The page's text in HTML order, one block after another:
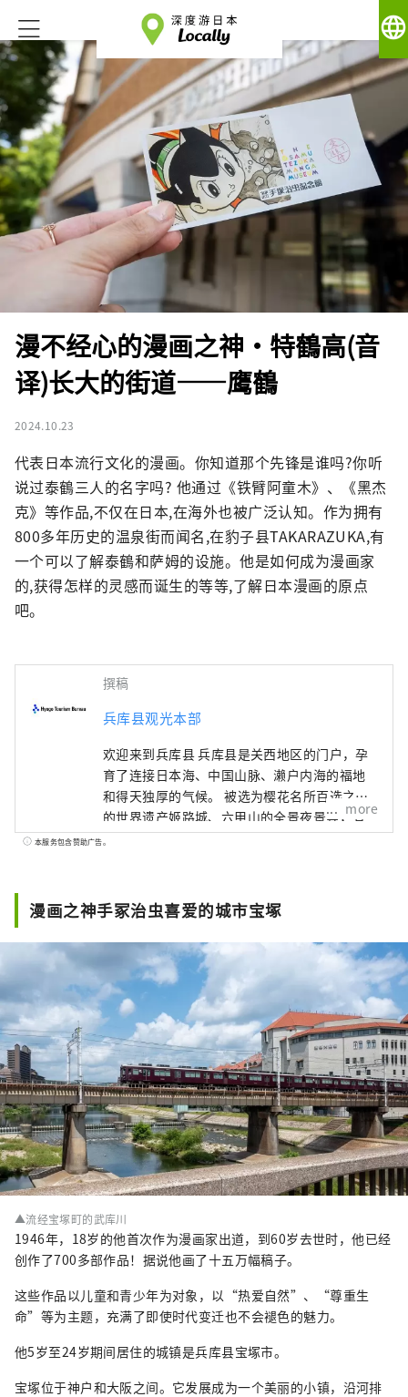
language
漫不经心的漫画之神·特鶴高(音
译)长大的街道——鹰鶴
2024.10.23
代表日本流行文化的漫画。你知道那个先锋是谁吗?你听
说过泰鶴三人的名字吗? 他通过《铁臂阿童木》、《黑杰
克》等作品,不仅在日本,在海外也被广泛认知。作为拥有
800多年历史的温泉街而闻名,在豹子县TAKARAZUKA,有
一个可以了解泰鶴和萨姆的设施。他是如何成为漫画家
的,获得怎样的灵感而诞生的等等,了解日本漫画的原点
吧。
撰稿
兵库县观光本部
欢迎来到兵库县 兵库县是关西地区的门户，孕
育了连接日本海、中国山脉、濑户内海的福地
和得天独厚的气候。 被选为樱花名所百选之一
的世界遗产姬路城、六甲山的全景夜景等，有
许多令人惊叹的美景。 世界闻名的神户品牌
头惊喜的宝石。 有马温泉是著名的温泉，城崎
温泉曾出现在许多文学作品中。在大自然的包
围下，您可以放松身心。 淡路岛鸣门漩涡的雷
鸣声、夏季各地举办的烟火大会的动感声音
等，您可以听到令人难忘的声音。 在县内的药
草园和植物园中，四季皆有的药草和花草的温
和宜人的香气可以治愈您的身心。 享受刺激视
觉、味觉、触觉、听觉、嗅觉五种感官的兵库
新旅程。
more
本服务包含赞助广告。
漫画之神手冢治虫喜爱的城市宝塚
▲流经宝塚町的武库川
1946年，18岁的他首次作为漫画家出道，到60岁去世时，他已经
创作了700多部作品！据说他画了十五万幅稿子。
这些作品以儿童和青少年为对象，以“热爱自然”、“尊重生
命”等为主题，充满了即使时代变迁也不会褪色的魅力。
他5岁至24岁期间居住的城镇是兵库县宝塚市。
宝塚位于神户和大阪之间。它发展成为一个美丽的小镇，沿河排